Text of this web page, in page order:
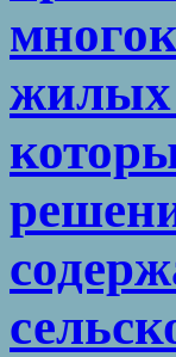
жилых